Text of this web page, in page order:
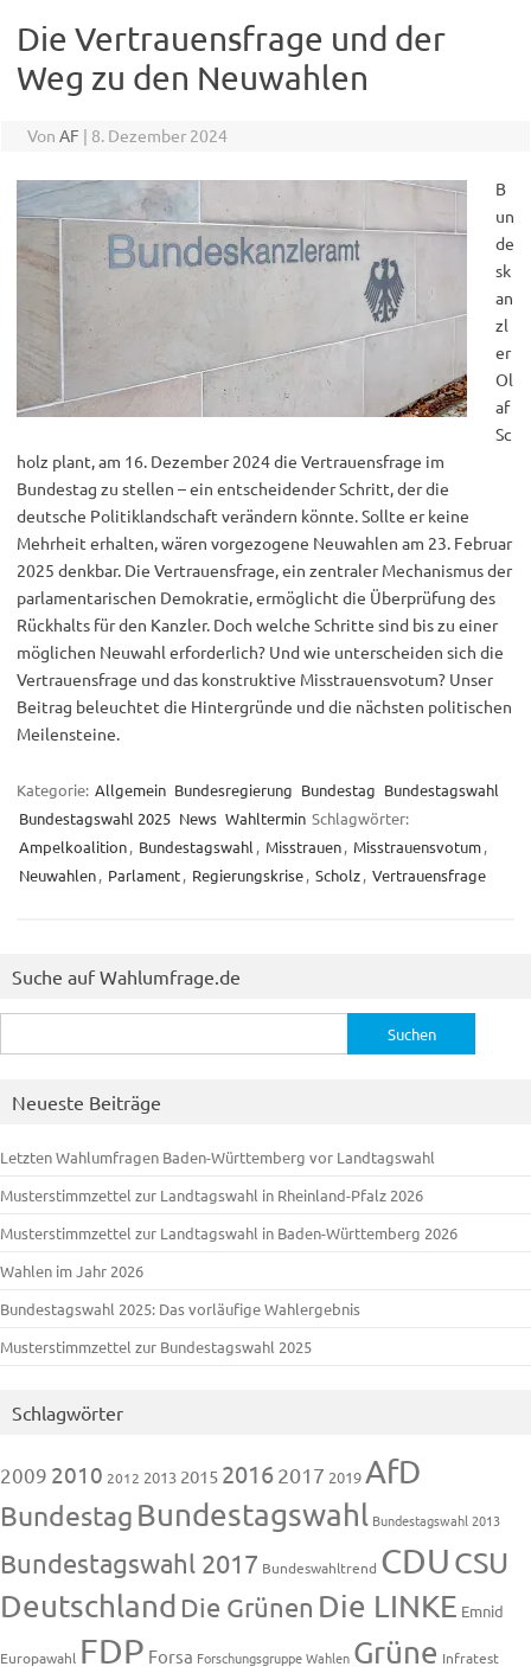
Die Vertrauensfrage und der
Weg zu den Neuwahlen
Von AF | 8. Dezember 2024
B
un
de
sk
an
zl
er
Ol
af
Sc
holz plant, am 16. Dezember 2024 die Vertrauensfrage im
Bundestag zu stellen – ein entscheidender Schritt, der die
deutsche Politiklandschaft verändern könnte. Sollte er keine
Mehrheit erhalten, wären vorgezogene Neuwahlen am 23. Februar
2025 denkbar. Die Vertrauensfrage, ein zentraler Mechanismus der
parlamentarischen Demokratie, ermöglicht die Überprüfung des
Rückhalts für den Kanzler. Doch welche Schritte sind bis zu einer
möglichen Neuwahl erforderlich? Und wie unterscheiden sich die
Vertrauensfrage und das konstruktive Misstrauensvotum? Unser
Beitrag beleuchtet die Hintergründe und die nächsten politischen
Meilensteine.
Kategorie: Allgemein Bundesregierung Bundestag Bundestagswahl
Bundestagswahl 2025 News Wahltermin Schlagwörter:
Ampelkoalition, Bundestagswahl , Misstrauen, Misstrauensvotum,
Neuwahlen, Parlament, Regierungskrise, Scholz, Vertrauensfrage
Suche auf Wahlumfrage.de
nach:
Neueste Beiträge
Letzten Wahlumfragen Baden-Württemberg vor Landtagswahl
Musterstimmzettel zur Landtagswahl in Rheinland-Pfalz 2026
Musterstimmzettel zur Landtagswahl in Baden-Württemberg 2026
Wahlen im Jahr 2026
Bundestagswahl 2025: Das vorläufige Wahlergebnis
Musterstimmzettel zur Bundestagswahl 2025
Schlagwörter
2009 2010 2012 2013 2015 20162017 2019AfD
Bundestag Bundestagswahl Bundestagswahl 2013
Bundestagswahl 2017 Bundeswahltrend CDUCSU
Deutschland Die Grünen Die LINKE Emnid
Europawahl FDP Forsa Forschungsgruppe Wahlen Grüne Infratest